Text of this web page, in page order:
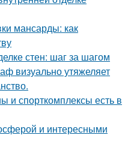
мансарды: как
стен: шаг за шагом
визуально утяжеляет
и спорткомплексы есть в
и интересными